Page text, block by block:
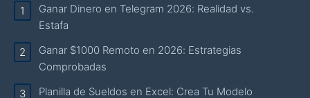
Ganar Dinero en Telegram 2026: Realidad vs.
Estafa
Ganar $1000 Remoto en 2026: Estrategias
Comprobadas
Planilla de Sueldos en Excel: Crea Tu Modelo